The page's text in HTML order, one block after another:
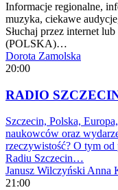
Informacje regionalne,
muzyka, ciekawe
Słuchaj przez internet
(POLSKA)…
Dorota Zamolska
20:00
RADIO
Szczecin, Polska,
naukowców oraz
rzeczywistość? O tym
Radiu Szczecin…
Janusz WilczyńskiAnna
21:00